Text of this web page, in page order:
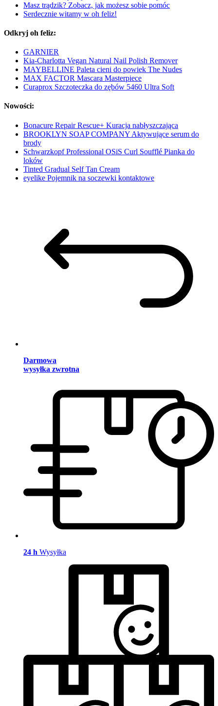
Masz trądzik? Zobacz, jak możesz sobie pomóc
Serdecznie witamy w oh feliz!
Odkryj oh feliz:
GARNIER
Kia-Charlotta Vegan Natural Nail Polish Remover
MAYBELLINE Paleta cieni do powiek The Nudes
MAX FACTOR Mascara Masterpiece
Curaprox Szczoteczka do zębów 5460 Ultra Soft
Nowości:
Bonacure Repair Rescue+ Kuracja nabłyszczająca
BROOKLYN SOAP COMPANY Aktywujące serum do
brody
Schwarzkopf Professional OSiS Curl Soufflé Pianka do
loków
Tinted Gradual Self Tan Cream
eyelike Pojemnik na soczewki kontaktowe
Darmowa
wysyłka zwrotna
24 h Wysyłka